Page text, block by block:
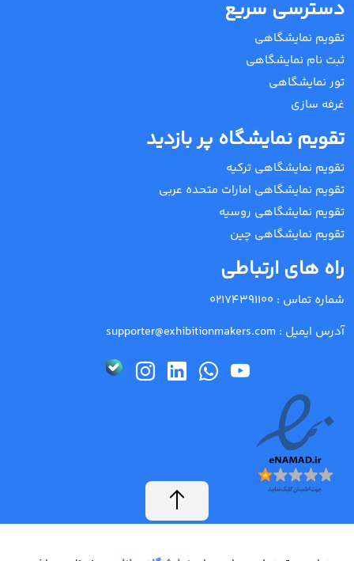
دسترسی سریع
تقویم نمایشگاهی
ثبت نام نمایشگاهی
تور نمایشگاهی
غرفه سازی
تقویم نمایشگاه پر بازدید
تقویم نمایشگاهی ترکیه
تقویم نمایشگاهی امارات متحده عربی
تقویم نمایشگاهی روسیه
تقویم نمایشگاهی چین
راه های ارتباطی
شماره تماس : 02174391100
آدرس ایمیل : supporter@exhibitionmakers.com